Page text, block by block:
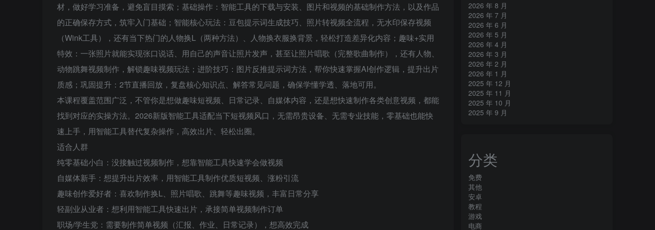
材，做好学习准备，避免盲目摸索；基础操作：智能工具的下载与安装、图片和视频的基础制作方法，以及作品
的正确保存方式，筑牢入门基础；智能核心玩法：豆包提示词生成技巧、照片转视频全流程，无水印保存视频
（Wink工具），还有当下热门的人物换L（两种方法）、人物换衣服换背景，轻松打造差异化内容；趣味+实用
特效：一张照片就能实现张口说话、用自己的声音让照片发声，甚至让照片唱歌（完整歌曲制作），还有人物、
动物跳舞视频制作，解锁趣味视频玩法；进阶技巧：图片反推提示词方法，帮你快速掌握AI创作逻辑，提升出片
质感；巩固提升：2节直播回放，复盘核心知识点、解答常见问题，确保学懂学透、落地可用。
本课程覆盖范围广泛，不管你是想做趣味短视频、日常记录、自媒体内容，还是想快速制作各类创意视频，都能
找到对应的实操方法。2026新版智能工具适配当下短视频风口，无需昂贵设备、无需专业技能，零基础也能快
速上手，用智能工具替代复杂操作，高效出片、轻松出圈。
适合人群
纯零基础小白：没接触过视频制作，想靠智能工具快速学会做视频
自媒体新手：想提升出片效率，用智能工具制作优质短视频、涨粉引流
趣味创作爱好者：喜欢制作换L、照片唱歌、跳舞等趣味视频，丰富日常分享
轻副业从业者：想利用智能工具快速出片，承接简单视频制作订单
职场/学生党：需要制作简单视频（汇报、作业、日常记录），想高效完成
2026 年 8 月
2026 年 7 月
2026 年 6 月
2026 年 5 月
2026 年 4 月
2026 年 3 月
2026 年 2 月
2026 年 1 月
2025 年 12 月
2025 年 11 月
2025 年 10 月
2025 年 9 月
分类
免费
其他
安卓
教程
游戏
电商